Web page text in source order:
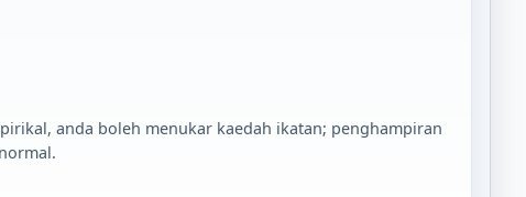
anda boleh menukar kaedah ikatan; penghampiran